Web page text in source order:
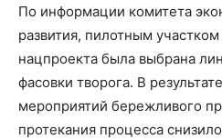
По информации комитета
развития, пилотным
нацпроекта была выбрана
фасовки творога. В
мероприятий бережливого
протекания процесса